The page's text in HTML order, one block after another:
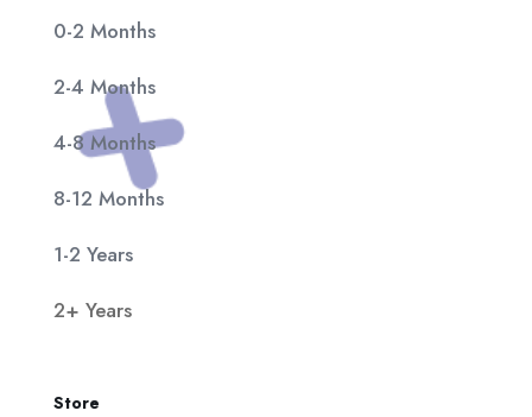
0-2 Months
2-4 Months
4-8 Months
8-12 Months
1-2 Years
2+ Years
Store